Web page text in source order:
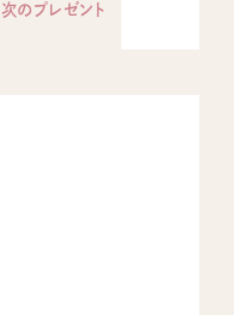
次のプレゼント